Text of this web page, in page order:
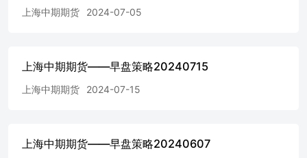
司，环比增加6万盎司。截至5/9，SPDR黄金ETF持仓830.47
吨，SLV白银ETF持仓13132.75吨。整体来说，目前市场对
贵金属价格形成支撑。 铜及国际铜 周五夜盘沪铜主力收跌
人数增幅超预期，加强了市场对美联储将在今年晚些时候降
应充裕，不少冶炼厂已备足原料，预计5月产量降幅亦将小
上海中期期货 2024-07-05
上海中期期货——早盘策略20240715
上海中期期货 2024-07-15
上海中期期货——早盘策略20240607